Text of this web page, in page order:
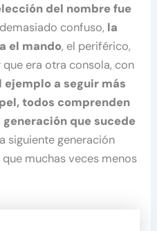
del nombre fue
confuso, la
el mando, el periférico,
era otra consola, con
ejemplo a seguir más
todos comprenden
generación que sucede
siguiente generación
que muchas veces menos